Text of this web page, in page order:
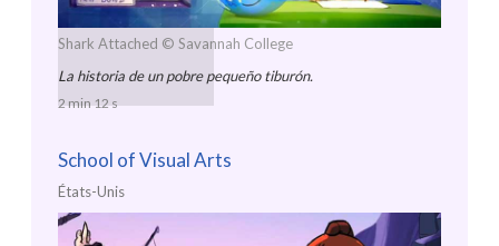
Shark Attached © Savannah College
La historia de un pobre pequeño tiburón.
2 min 12 s
School of Visual Arts
États-Unis